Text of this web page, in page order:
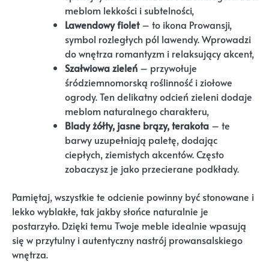
meblom lekkości i subtelności,
Lawendowy fiolet– to ikona Prowansji,
symbol rozległych pól lawendy. Wprowadzi
do wnętrza romantyzm i relaksujący akcent,
Szałwiowa zieleń – przywołuje
śródziemnomorską roślinność i ziołowe
ogrody. Ten delikatny odcień zieleni dodaje
meblom naturalnego charakteru,
Blady żółty, jasne brązy, terakota – te
barwy uzupełniają paletę, dodając
ciepłych, ziemistych akcentów. Często
zobaczysz je jako przecierane podkłady.
Pamiętaj, wszystkie te odcienie powinny być stonowane i
lekko wyblakłe, tak jakby słońce naturalnie je
postarzyło. Dzięki temu Twoje meble idealnie wpasują
się w przytulny i autentyczny nastrój prowansalskiego
wnętrza.